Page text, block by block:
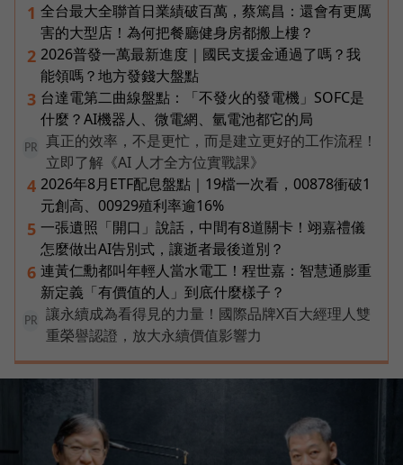
1 全台最大全聯首日業績破百萬，蔡篤昌：還會有更厲
害的大型店！為何把餐廳健身房都搬上樓？
2 2026普發一萬最新進度｜國民支援金通過了嗎？我
能領嗎？地方發錢大盤點
3 台達電第二曲線盤點：「不發火的發電機」SOFC是
什麼？AI機器人、微電網、氫電池都它的局
PR
真正的效率，不是更忙，而是建立更好的工作流程！
立即了解《AI 人才全方位實戰課》
4 2026年8月ETF配息盤點｜19檔一次看，00878衝破1
元創高、00929殖利率逾16%
5 一張遺照「開口」說話，中間有8道關卡！翊嘉禮儀
怎麼做出AI告別式，讓逝者最後道別？
6 連黃仁勳都叫年輕人當水電工！程世嘉：智慧通膨重
新定義「有價值的人」到底什麼樣子？
PR
讓永續成為看得見的力量！國際品牌X百大經理人雙
重榮譽認證，放大永續價值影響力